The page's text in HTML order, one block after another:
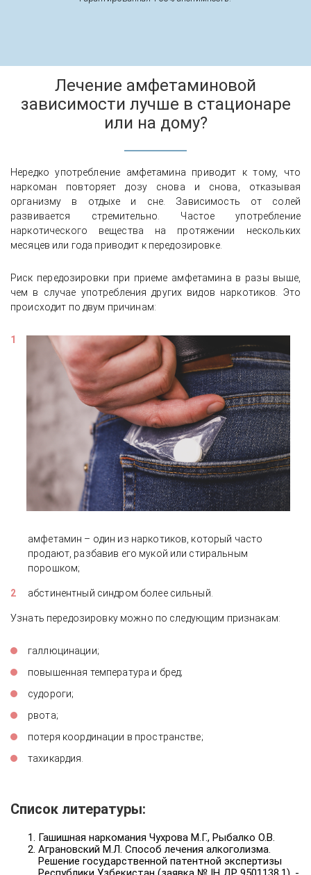
Лечение амфетаминовой
зависимости лучше в стационаре
или на дому?
Нередко употребление амфетамина приводит к тому, что
наркоман повторяет дозу снова и снова, отказывая
организму в отдыхе и сне. Зависимость от солей
развивается стремительно. Частое употребление
наркотического вещества на протяжении нескольких
месяцев или года приводит к передозировке.
Риск передозировки при приеме амфетамина в разы выше,
чем в случае употребления других видов наркотиков. Это
происходит по двум причинам:
амфетамин – один из наркотиков, который часто
продают, разбавив его мукой или стиральным
порошком;
абстинентный синдром более сильный.
Узнать передозировку можно по следующим признакам:
галлюцинации;
повышенная температура и бред;
судороги;
рвота;
потеря координации в пространстве;
тахикардия.
Список литературы:
Гашишная наркомания Чухрова М.Г., Рыбалко О.В.
Аграновский М.Л. Способ лечения алкоголизма.
Решение государственной патентной экспертизы